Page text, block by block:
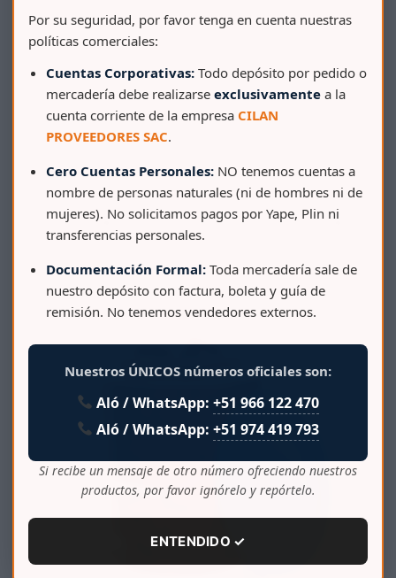
BALDE COMERCIAL 20 L C/ TAPA Y ASA DE METAL
Por su seguridad, por favor tenga en cuenta nuestras
políticas comerciales:
Cuentas Corporativas: Todo depósito por pedido o
mercadería debe realizarse exclusivamente a la
cuenta corriente de la empresa CILAN
PROVEEDORES SAC.
Cero Cuentas Personales: NO tenemos cuentas a
nombre de personas naturales (ni de hombres ni de
mujeres). No solicitamos pagos por Yape, Plin ni
transferencias personales.
Documentación Formal: Toda mercadería sale de
nuestro depósito con factura, boleta y guía de
remisión. No tenemos vendedores externos.
Nuestros ÚNICOS números oficiales son:
Aló / WhatsApp:+51 966 122 470
Aló / WhatsApp:+51 974 419 793
Si recibe un mensaje de otro número ofreciendo nuestros
productos, por favor ignórelo y repórtelo.
ENTENDIDO ✓